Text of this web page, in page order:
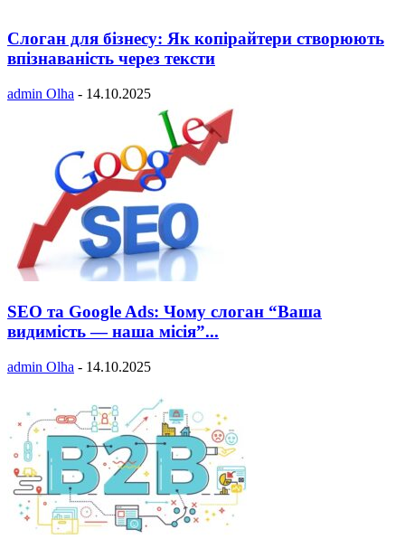
Слоган для бізнесу: Як копірайтери створюють
впізнаваність через тексти
admin Olha - 14.10.2025
SEO та Google Ads: Чому слоган “Ваша
видимість — наша місія”...
admin Olha - 14.10.2025